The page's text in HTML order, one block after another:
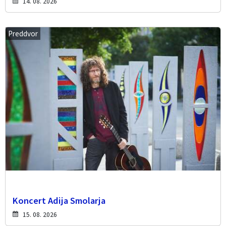
Preddvor
Koncert Adija Smolarja
15. 08. 2026